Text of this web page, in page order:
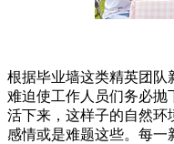
根据毕业墙这类精英团队
难迫使工作人员们务必抛
活下来，这样子的自然环
感情或是难题这些。每一